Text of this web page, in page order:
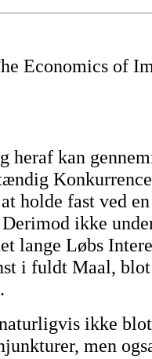
Economics of
kan
holde fast ved
ikke
lange Løbs
i fuldt Maal, blot
ikke
men